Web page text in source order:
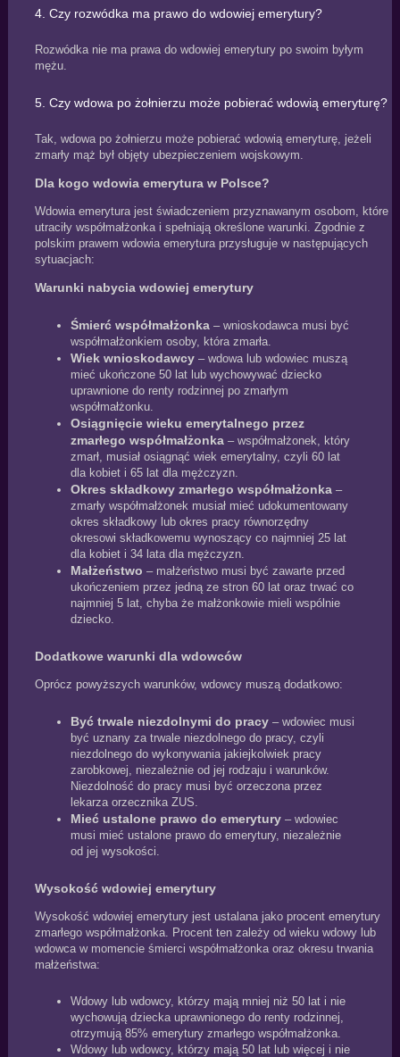
4. Czy rozwódka ma prawo do wdowiej emerytury?
Rozwódka nie ma prawa do wdowiej emerytury po swoim byłym
mężu.
5. Czy wdowa po żołnierzu może pobierać wdowią emeryturę?
Tak, wdowa po żołnierzu może pobierać wdowią emeryturę, jeżeli
zmarły mąż był objęty ubezpieczeniem wojskowym.
Dla kogo wdowia emerytura w Polsce?
Wdowia emerytura jest świadczeniem przyznawanym osobom, które
utraciły współmałżonka i spełniają określone warunki. Zgodnie z
polskim prawem wdowia emerytura przysługuje w następujących
sytuacjach:
Warunki nabycia wdowiej emerytury
Śmierć współmałżonka– wnioskodawca musi być
współmałżonkiem osoby, która zmarła.
Wiek wnioskodawcy– wdowa lub wdowiec muszą
mieć ukończone 50 lat lub wychowywać dziecko
uprawnione do renty rodzinnej po zmarłym
współmałżonku.
Osiągnięcie wieku emerytalnego przez
zmarłego współmałżonka– współmałżonek, który
zmarł, musiał osiągnąć wiek emerytalny, czyli 60 lat
dla kobiet i 65 lat dla mężczyzn.
Okres składkowy zmarłego współmałżonka–
zmarły współmałżonek musiał mieć udokumentowany
okres składkowy lub okres pracy równorzędny
okresowi składkowemu wynoszący co najmniej 25 lat
dla kobiet i 34 lata dla mężczyzn.
Małżeństwo – małżeństwo musi być zawarte przed
ukończeniem przez jedną ze stron 60 lat oraz trwać co
najmniej 5 lat, chyba że małżonkowie mieli wspólnie
dziecko.
Dodatkowe warunki dla wdowców
Oprócz powyższych warunków, wdowcy muszą dodatkowo:
Być trwale niezdolnymi do pracy– wdowiec musi
być uznany za trwale niezdolnego do pracy, czyli
niezdolnego do wykonywania jakiejkolwiek pracy
zarobkowej, niezależnie od jej rodzaju i warunków.
Niezdolność do pracy musi być orzeczona przez
lekarza orzecznika ZUS.
Mieć ustalone prawo do emerytury– wdowiec
musi mieć ustalone prawo do emerytury, niezależnie
od jej wysokości.
Wysokość wdowiej emerytury
Wysokość wdowiej emerytury jest ustalana jako procent emerytury
zmarłego współmałżonka. Procent ten zależy od wieku wdowy lub
wdowca w momencie śmierci współmałżonka oraz okresu trwania
małżeństwa:
Wdowy lub wdowcy, którzy mają mniej niż 50 lat i nie
wychowują dziecka uprawnionego do renty rodzinnej,
otrzymują 85% emerytury zmarłego współmałżonka.
Wdowy lub wdowcy, którzy mają 50 lat lub więcej i nie